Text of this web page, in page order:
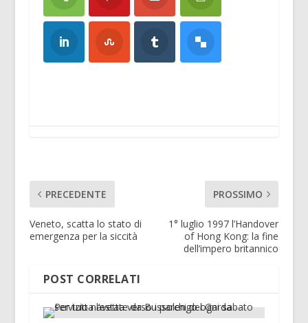
PRECEDENTE
Veneto, scatta lo stato di
emergenza per la siccità
PROSSIMO
1° luglio 1997 l’Handover
of Hong Kong: la fine
dell’impero britannico
POST CORRELATI